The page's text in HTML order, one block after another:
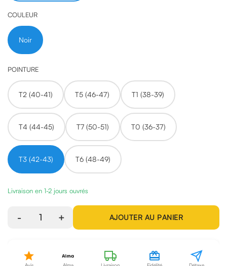
COULEUR
Noir
POINTURE
T2 (40-41) T5 (46-47) T1 (38-39)
T4 (44-45) T7 (50-51) T0 (36-37)
T3 (42-43) T6 (48-49)
Livraison en 1-2 jours ouvrés
- 1 + AJOUTER AU PANIER